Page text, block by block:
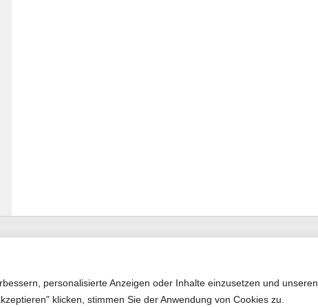
personalisierte Anzeigen oder Inhalte einzusetzen und unseren
klicken, stimmen Sie der Anwendung von Cookies zu.